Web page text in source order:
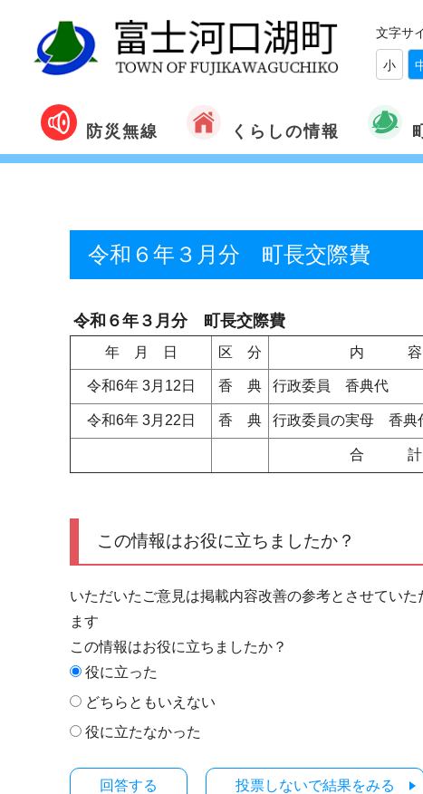
文字サ
小
防災無線 くらしの情報
令和６年３月分 町長交際費
令和６年３月分 町長交際費
年 月 日 区 分 内 容
令和6年 3月12日 香 典 行政委員 香典代
令和6年 3月22日 香 典 行政委員の実母 香
合 計
この情報はお役に立ちましたか？
いただいたご意見は掲載内容改善の参考とさせていた
ます
この情報はお役に立ちましたか？
役に立った
どちらともいえない
役に立たなかった
投票しないで結果をみる